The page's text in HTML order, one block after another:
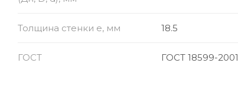
Толщина стенки e, мм 18.5
ГОСТ ГОСТ 18599-2001